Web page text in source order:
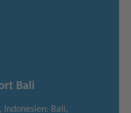
Bali
Indonesien: Bali,